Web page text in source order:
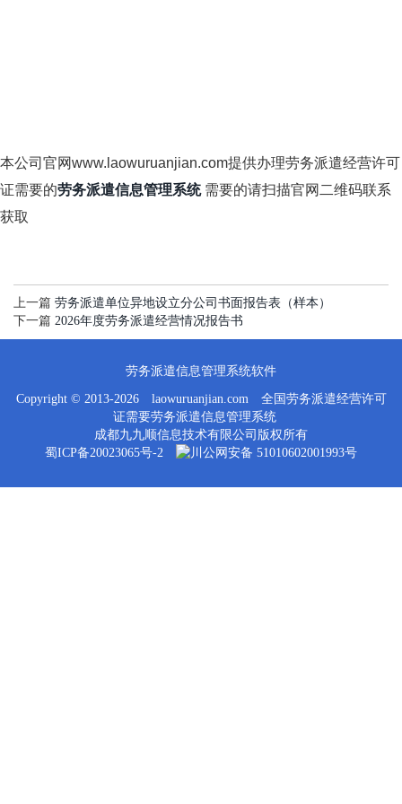
本公司官网www.laowuruanjian.com提供办理劳务派遣经营许可
证需要的劳务派遣信息管理系统需要的请扫描官网二维码联系
获取
上一篇 劳务派遣单位异地设立分公司书面报告表（样本）
下一篇 2026年度劳务派遣经营情况报告书
劳务派遣信息管理系统软件
Copyright © 2013-2026 laowuruanjian.com 全国劳务派遣经营许可
证需要劳务派遣信息管理系统
成都九九顺信息技术有限公司版权所有
蜀ICP备20023065号-2
川公网安备 51010602001993号